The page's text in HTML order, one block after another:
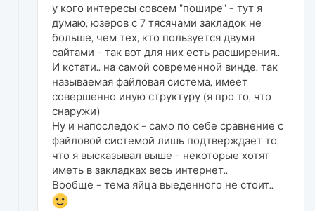
у кого интересы совсем "пошире" - тут я
думаю, юзеров с 7 тясячами закладок не
больше, чем тех, кто пользуется двумя
сайтами - так вот для них есть расширения..
И кстати.. на самой современной винде, так
называемая файловая система, имеет
совершенно иную структуру (я про то, что
снаружи)
Ну и напоследок - само по себе сравнение с
файловой системой лишь подтверждает то,
что я высказывал выше - некоторые хотят
иметь в закладках весь интернет..
Вообще - тема яйца выеденного не стоит..